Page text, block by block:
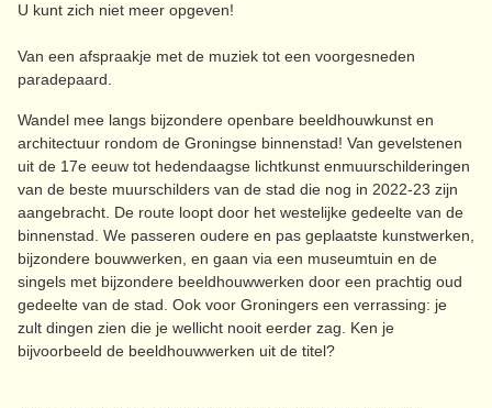
U kunt zich niet meer opgeven!
Van een afspraakje met de muziek tot een voorgesneden
paradepaard.
Wandel mee langs bijzondere openbare beeldhouwkunst en
architectuur rondom de Groningse binnenstad! Van gevelstenen
uit de 17e eeuw tot hedendaagse lichtkunst enmuurschilderingen
van de beste muurschilders van de stad die nog in 2022-23 zijn
aangebracht. De route loopt door het westelijke gedeelte van de
binnenstad. We passeren oudere en pas geplaatste kunstwerken,
bijzondere bouwwerken, en gaan via een museumtuin en de
singels met bijzondere beeldhouwwerken door een prachtig oud
gedeelte van de stad. Ook voor Groningers een verrassing: je
zult dingen zien die je wellicht nooit eerder zag. Ken je
bijvoorbeeld de beeldhouwwerken uit de titel?